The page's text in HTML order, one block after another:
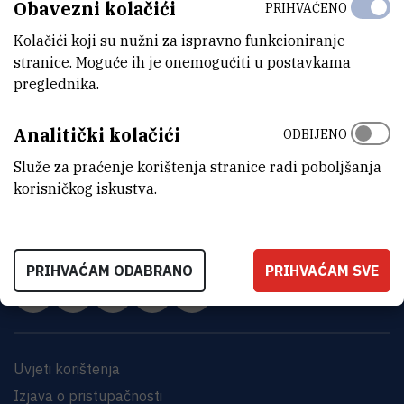
INSTITUT RUĐER BOŠKOVIĆ
Bijenička cesta 54, 10000 Zagreb
Uvjeti korištenja
Izjava o pristupačnosti
Obavezni kolačići
Kolačići koji su nužni za ispravno funkcioniranje
stranice. Moguće ih je onemogućiti u postavkama
preglednika.
PRIHVAĆENO
Analitički kolačići
Služe za praćenje korištenja stranice radi poboljšanja
korisničkog iskustva.
ODBIJENO
PRIHVAĆAM ODABRANO PRIHVAĆAM SVE